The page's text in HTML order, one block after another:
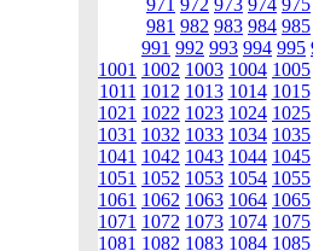
971 972 973 974 975
981 982 983 984 985
991 992 993 994 995
1001 1002 1003 1004 1005
1011 1012 1013 1014 1015
1021 1022 1023 1024 1025
1031 1032 1033 1034 1035
1041 1042 1043 1044 1045
1051 1052 1053 1054 1055
1061 1062 1063 1064 1065
1071 1072 1073 1074 1075
1081 1082 1083 1084 1085